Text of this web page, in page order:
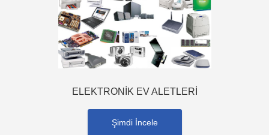
ELEKTRONİK EV ALETLERİ
Şimdi İncele